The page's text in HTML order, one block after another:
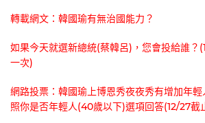
轉載網文：韓國瑜有無治國能力？
如果今天就選新總統(蔡韓呂)，您會投給誰？
一次)
網路投票：韓國瑜上博恩秀夜夜秀有增加年
照你是否年輕人(40歲以下)選項回答(12/27截